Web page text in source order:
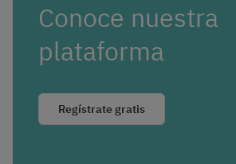
Conoce nuestra
plataforma
Regístrate gratis